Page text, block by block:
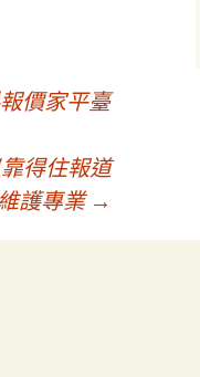
價家平臺
得住報道
護專業 →